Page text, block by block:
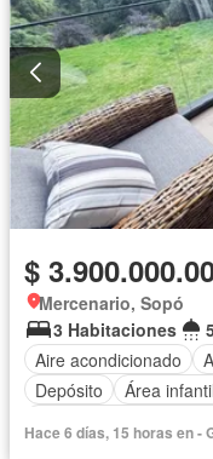
$
Mercenario, Sopó
3 Habitaciones
Aire acondicionado
Depósito
Área infantil
Hace 6 días, 15 horas en -